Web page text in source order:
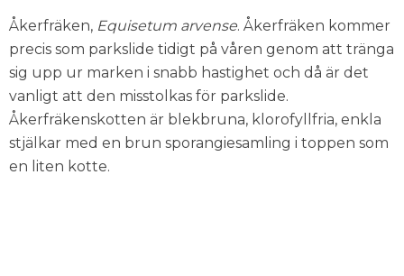
Åkerfräken, Equisetum arvense. Åkerfräken kommer
precis som parkslide tidigt på våren genom att tränga
sig upp ur marken i snabb hastighet och då är det
vanligt att den misstolkas för parkslide.
Åkerfräkenskotten är blekbruna, klorofyllfria, enkla
stjälkar med en brun sporangiesamling i toppen som
en liten kotte.